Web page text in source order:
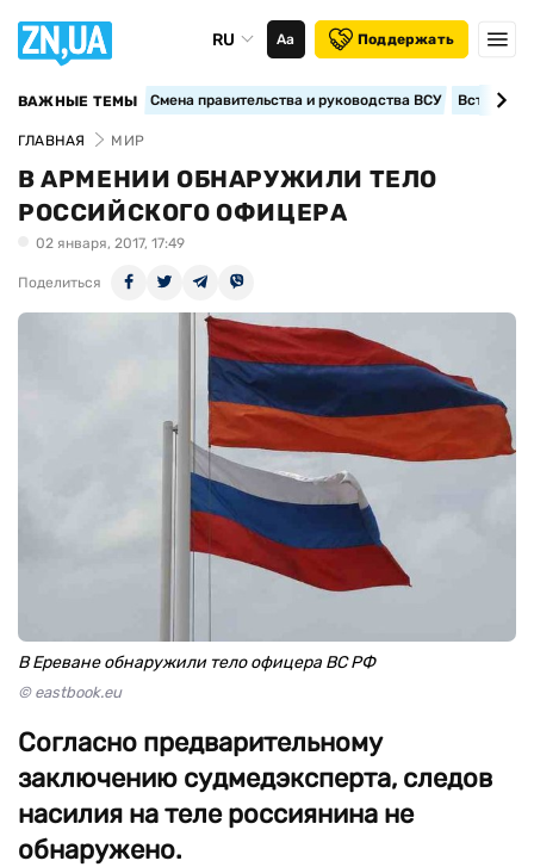
RU Аа Поддержать
ВАЖНЫЕ ТЕМЫ Смена правительства и руководства ВСУ
ГЛАВНАЯ МИР
В АРМЕНИИ ОБНАРУЖИЛИ ТЕЛО
РОССИЙСКОГО ОФИЦЕРА
02 января, 2017, 17:49
Поделиться
В Ереване обнаружили тело офицера ВС РФ
© eastbook.eu
Согласно предварительному
заключению судмедэксперта, следов
насилия на теле россиянина не
обнаружено.